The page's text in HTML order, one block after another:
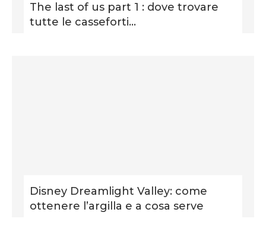
The last of us part 1 : dove trovare
tutte le casseforti...
Disney Dreamlight Valley: come
ottenere l’argilla e a cosa serve